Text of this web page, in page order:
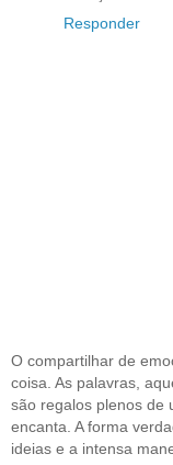
Responder
O compartilhar de
coisa. As palavras,
são regalos plenos de
encanta. A forma
ideias e a intensa